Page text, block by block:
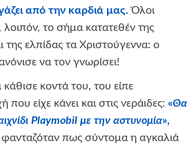
από την καρδιά μας. Όλοι
λοιπόν, το σήμα κατατεθέν της
της ελπίδας τα Χριστούγεννα: ο
να τον γνωρίσει!
κοντά του, του είπε
που είχε κάνει και στις νεράιδες: «Θα
Playmobil με την αστυνομία»,
πως σύντομα η αγκαλιά